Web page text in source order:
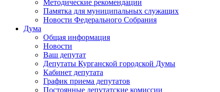
Методические рекомендации
Памятка для муниципальных служащих
Новости Федерального Cобрания
Дума
Общая информация
Новости
Ваш депутат
Депутаты Курганской городской Думы
Кабинет депутата
График приема депутатов
Постоянные депутатские комиссии